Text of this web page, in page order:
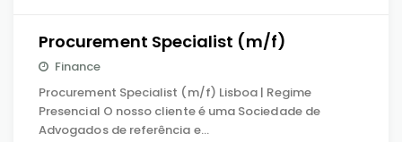
Procurement Specialist (m/f)
Finance
Procurement Specialist (m/f) Lisboa | Regime
Presencial O nosso cliente é uma Sociedade de
Advogados de referência e…